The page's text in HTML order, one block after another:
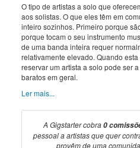
O tipo de artistas a solo que
aos solistas. O que eles têm em
inteiro sozinhos. Primeiro porque
porque tocam o seu instrumento
de uma banda inteira requer
relativamente elevado. Quando
reservar um artista a solo pode ser
baratos em geral.
Ler mais...
A Gigstarter cobra0
pessoal a artistas que quer
provêm de uma